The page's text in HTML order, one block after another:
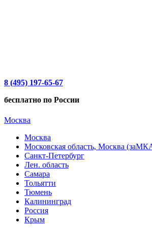
8 (495) 197-65-67
бесплатно по России
Москва
Москва
Московская область, Москва
Санкт-Петербург
Лен. область
Самара
Тольятти
Тюмень
Калининград
Россия
Крым